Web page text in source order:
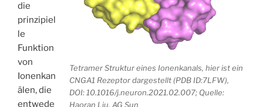
Tetramer Struktur eines Ionenkanals, hier ist ein
CNGA1 Rezeptor dargestellt (PDB ID:7LFW),
DOI: 10.1016/j.neuron.2021.02.007; Quelle:
Haoran Liu, AG Sun
die
prinzipiel
le
Funktion
von
Ionenkan
älen, die
entwede